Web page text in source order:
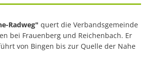
Radweg" quert die Verbandsgemeinde
bei Frauenberg und Reichenbach. Er
von Bingen bis zur Quelle der Nahe